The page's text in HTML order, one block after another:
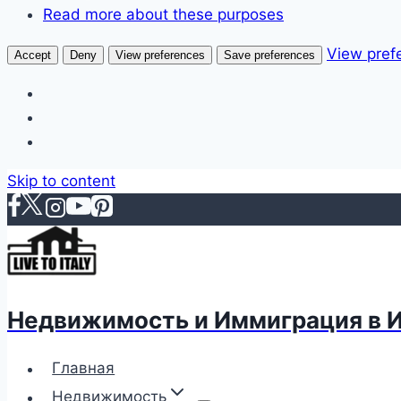
Read more about these purposes
Accept Deny View preferences Save preferences View
Skip to content
Недвижимость и Иммиграция в
Главная
Недвижимость